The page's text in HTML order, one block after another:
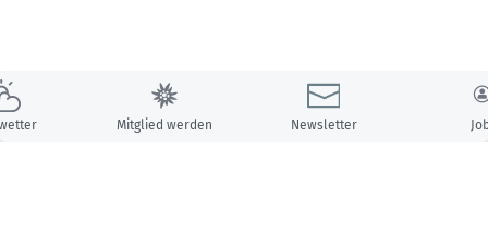
Mitglied werden Newsletter